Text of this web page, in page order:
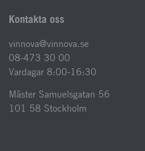
Kontakta oss
vinnova@vinnova.se
08-473 30 00
Vardagar 8:00-16:30
Mäster Samuelsgatan 56
101 58 Stockholm